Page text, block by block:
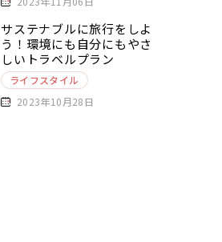
サステナブルに旅行をしよ
う！環境にも自分にもやさ
しいトラベルプラン
ライフスタイル
2023年10月28日